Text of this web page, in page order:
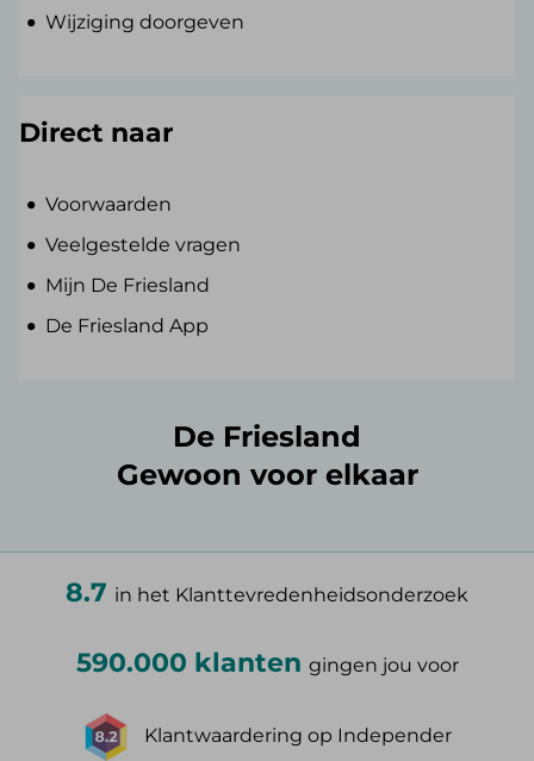
Wijziging doorgeven
Direct naar
Voorwaarden
Veelgestelde vragen
Mijn De Friesland
De Friesland App
De Friesland
Gewoon voor elkaar
8.7 in het Klanttevredenheidsonderzoek
590.000 klanten gingen jou voor
Klantwaardering op Independer